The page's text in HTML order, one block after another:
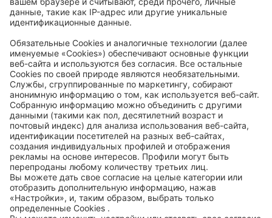
Общие условия приобретения
Code of Conduct
Accessibility Statement
ROWE SOCIAL
СЕРТИФИЦИРОВАНО
МЫ ПОМОГАЕМ